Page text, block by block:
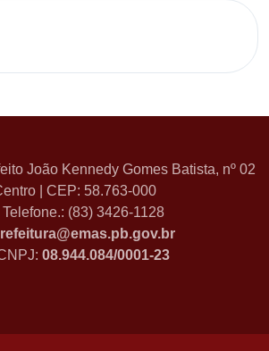
João Kennedy Gomes Batista, nº 02
| CEP: 58.763-000
Telefone.: (83) 3426-1128
08.944.084/0001-23